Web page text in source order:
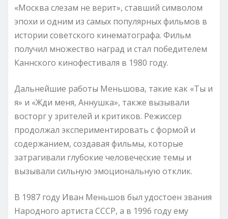
«Москва слезам не верит», ставший символом
эпохи и одним из самых популярных фильмов в
истории советского кинематографа. Фильм
получил множество наград и стал победителем
Каннского кинофестиваля в 1980 году.
Дальнейшие работы Меньшова, такие как «Ты и
я» и «Жди меня, Аннушка», также вызывали
восторг у зрителей и критиков. Режиссер
продолжал экспериментировать с формой и
содержанием, создавая фильмы, которые
затрагивали глубокие человеческие темы и
вызывали сильную эмоциональную отклик.
В 1987 году Иван Меньшов был удостоен звания
Народного артиста СССР, а в 1996 году ему